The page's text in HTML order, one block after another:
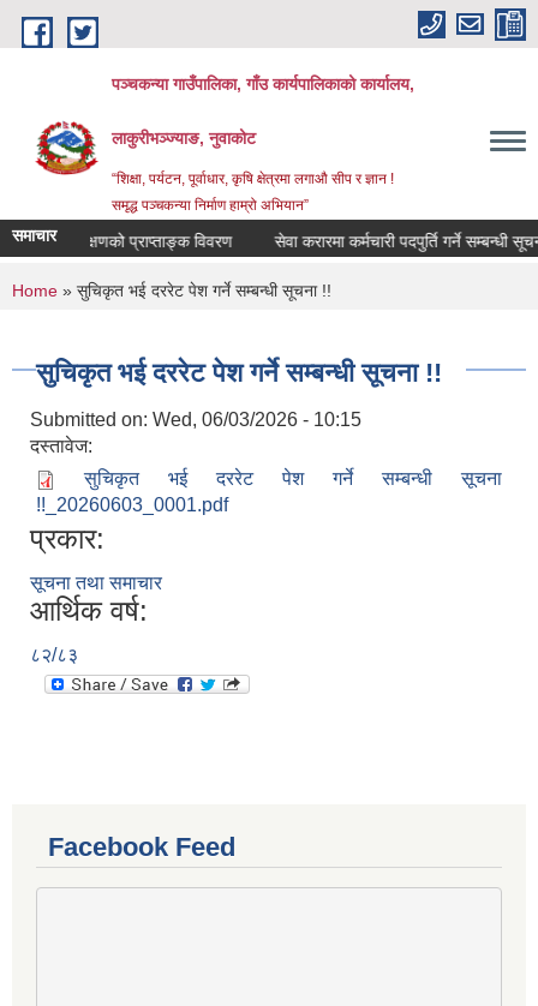
Skip to main content
पञ्‍चकन्या गाउँपालिका, गाँउ कार्यपालिकाको कार्यालय,
लाकुरीभञ्‍ज्याङ, नुवाकोट
“शिक्षा, पर्यटन, पूर्वाधार, कृषि क्षेत्रमा लगाऔ सीप र ज्ञान !
समृद्ध पञ्‍चकन्या निर्माण हाम्रो अभियान”
समाचारपरिक्षणको प्राप्ताङ्क विवरण सेवा करारमा कर्मचारी पदपुर्ति गर्ने सम्बन्धी सूचना
You are here
Home » सुचिकृत भई दररेट पेश गर्ने सम्बन्धी सूचना !!
सुचिकृत भई दररेट पेश गर्ने सम्बन्धी सूचना !!
Submitted on: Wed, 06/03/2026 - 10:15
दस्तावेज:
सुचिकृत भई दररेट पेश गर्ने सम्बन्धी सूचना
!!_20260603_0001.pdf
प्रकार:
सूचना तथा समाचार
आर्थिक वर्ष:
८२/८३
Facebook Feed